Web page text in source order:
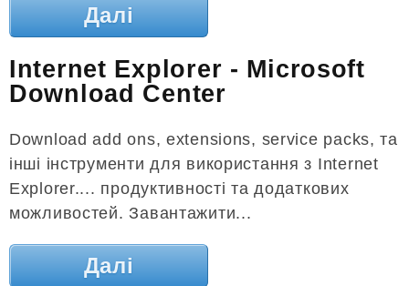
Далі
Internet Explorer - Microsoft
Download Center
Download add ons, extensions, service packs, та
інші інструменти для використання з Internet
Explorer.... продуктивності та додаткових
можливостей. Завантажити...
Далі